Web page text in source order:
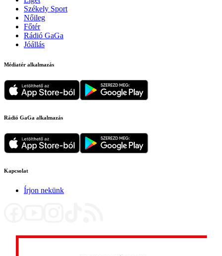
Székely Sport
Nőileg
Főtér
Rádió GaGa
Jóállás
Médiatér alkalmazás
Rádió GaGa alkalmazás
Kapcsolat
Írjon nekünk